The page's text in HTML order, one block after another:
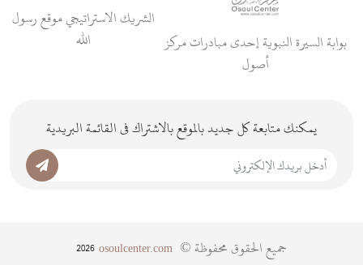
بوابة السيرة النبوية إحدى مبادرات مركز
أصول
الشريك الاستراتيجي موقع رسول
الله
يمكنك متابعة كل جديد بالموقع بالاشتراك فى القائمة البريدية
جميع الحقوق محفوظة © osoulcenter.com
2026